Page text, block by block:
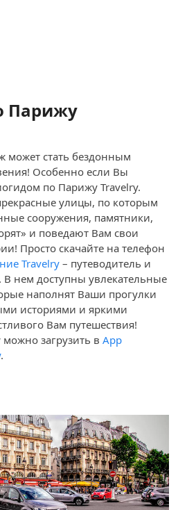
Парижу
может стать бездонным
Особенно если Вы
по Парижу Travelry.
улицы, по которым
сооружения, памятники,
и поведают Вам свои
Просто скачайте на телефон
Travelry– путеводитель и
нем доступны увлекательные
наполнят Ваши прогулки
историями и яркими
Вам путешествия!
загрузить в App
.